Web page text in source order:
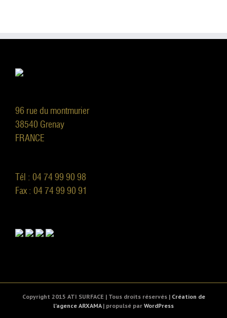
96 rue du montmurier
38540 Grenay
FRANCE
Tél : 04 74 99 90 98
Fax : 04 74 99 90 91
Copyright 2015 ATI SURFACE | Tous droits réservés | Création de
l'agence ARXAMA| propulsé par WordPress